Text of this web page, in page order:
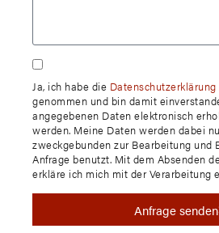
Ja, ich habe die Datenschutzerklärung
genommen und bin damit
angegebenen Daten elektronisch
werden. Meine Daten werden dabei
zweckgebunden zur Bearbeitung und
Anfrage benutzt. Mit dem Absenden
erkläre ich mich mit der Verarbeitung
Anfrage senden